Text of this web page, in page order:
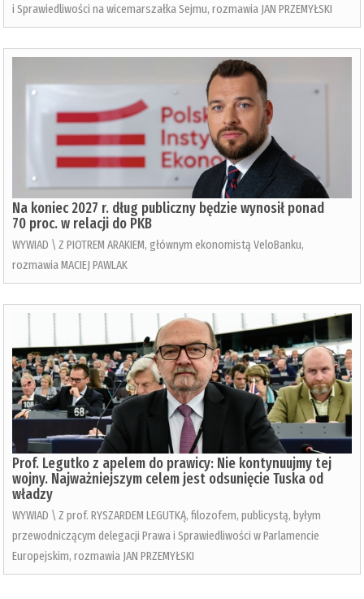
i Sprawiedliwości na wicemarszałka Sejmu, rozmawia JAN PRZEMYŁSKI
Na koniec 2027 r. dług publiczny będzie wynosił ponad
70 proc. w relacji do PKB
WYWIAD \ Z PIOTREM ARAKIEM, głównym ekonomistą VeloBanku,
rozmawia MACIEJ PAWLAK
Prof. Legutko z apelem do prawicy: Nie kontynuujmy tej
wojny. Najważniejszym celem jest odsunięcie Tuska od
władzy
WYWIAD \ Z prof. RYSZARDEM LEGUTKĄ, filozofem, publicystą, byłym
przewodniczącym delegacji Prawa i Sprawiedliwości w Parlamencie
Europejskim, rozmawia JAN PRZEMYŁSKI